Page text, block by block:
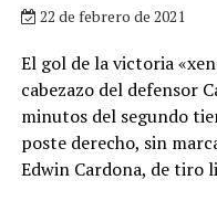
22 de febrero de 2021
El gol de la victoria
cabezazo del defensor
minutos del segundo
poste derecho, sin
Edwin Cardona, de tiro